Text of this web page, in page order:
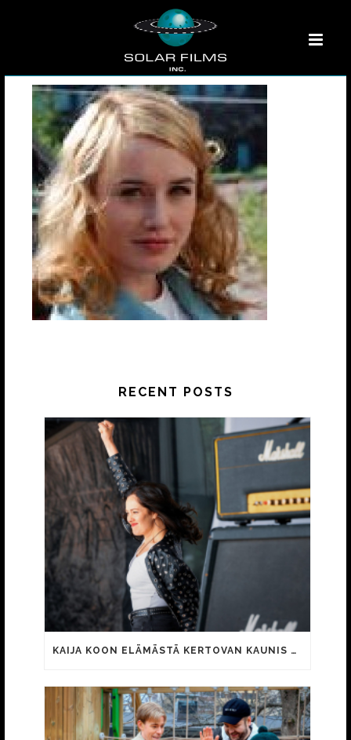
RECENT POSTS
KAIJA KOON ELÄMÄSTÄ KERTOVAN KAUNIS RIETAS ONNELLINEN -ELOKUVAN TRAILER JULKI